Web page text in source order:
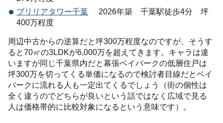
ブリリアタワー千葉
2026年築 千葉駅徒歩4分 坪
400万程度
周辺中古からの逆算だと坪300万程度なのですが、そうす
ると70㎡の3LDKが6,000万を超えてきます。キャラは違
いますが同じ千葉県内だと幕張ベイパークの低層住戸は
坪300万を切ってくる単価になるので検討者目線だとベイ
パークに流れる人も一定出てくるでしょう（街の個性は
全く違うのでどちらが良いという話ではなく広域で見る
人は価格帯的に比較対象になるという意味です）。